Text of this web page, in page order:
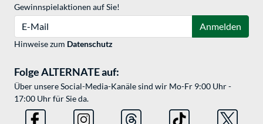
Gewinnspielaktionen auf Sie!
Anmelden
Hinweise zum Datenschutz
Folge ALTERNATE auf:
Über unsere Social-Media-Kanäle sind wir Mo-Fr 9:00 Uhr -
17:00 Uhr für Sie da.